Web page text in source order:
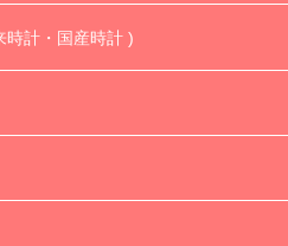
時計・国産時計 )